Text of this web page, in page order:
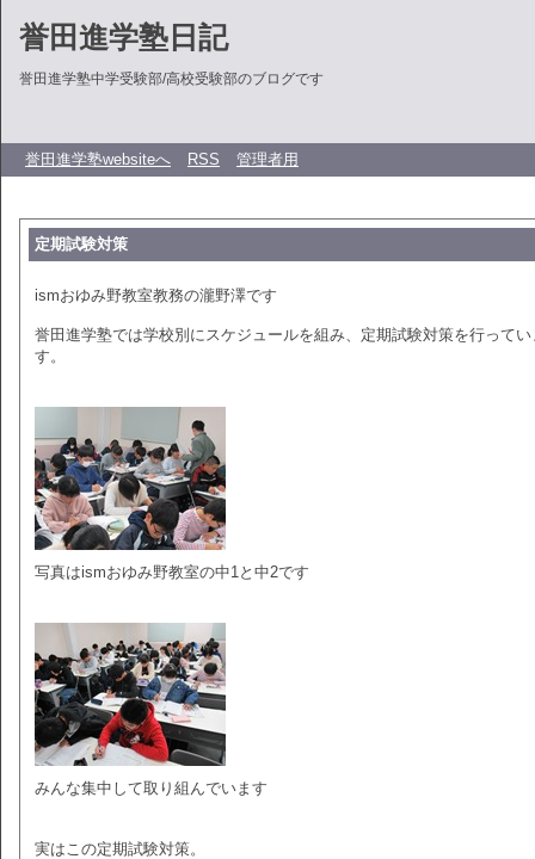
誉田進学塾日記
誉田進学塾中学受験部/高校受験部のブログです
誉田進学塾websiteへ RSS 管理者用
定期試験対策
ismおゆみ野教室教務の瀧野澤です
誉田進学塾では学校別にスケジュールを組み、定期試験対策を行ってい
す。
写真はismおゆみ野教室の中1と中2です
みんな集中して取り組んでいます
実はこの定期試験対策。